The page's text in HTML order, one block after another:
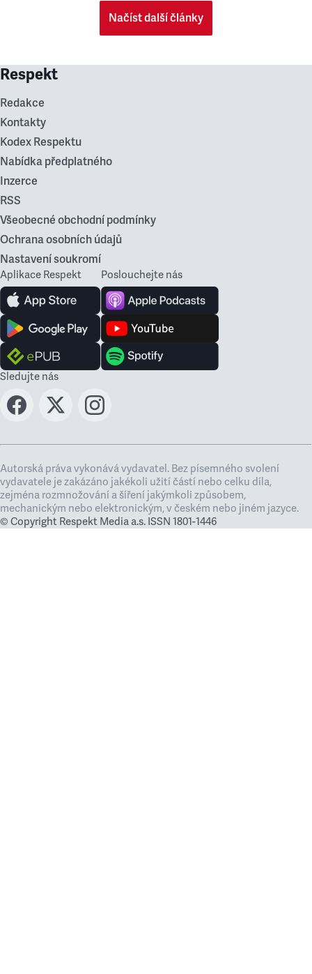
Načíst další články
Respekt
Redakce
Kontakty
Kodex Respektu
Nabídka předplatného
Inzerce
RSS
Všeobecné obchodní podmínky
Ochrana osobních údajů
Nastavení soukromí
Aplikace Respekt Poslouchejte nás
Sledujte nás
Autorská práva vykonává vydavatel. Bez písemného svolení
vydavatele je zakázáno jakékoli užití částí nebo celku díla,
zejména rozmnožování a šíření jakýmkoli způsobem,
mechanickým nebo elektronickým, v českém nebo jiném jazyce.
© Copyright Respekt Media a.s. ISSN 1801-1446